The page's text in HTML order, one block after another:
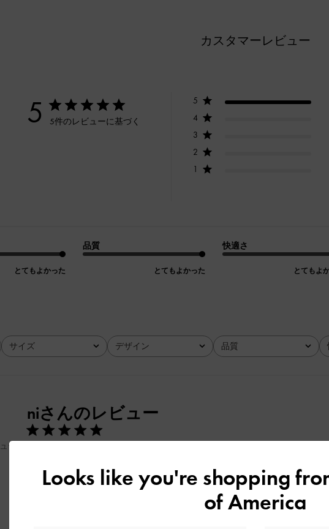
カスタマーレビュー
5 5件のレビューに基づく
5
4
3
2
1
とてもよかった
品質
とてもよかった
快適さ
とてもよ
サイズ
全て デザイン
全て 品質
全て
ー
niさんのレビュー
夏にたくさん使いたいです。
快適さ
Looks like you're shopping
of America